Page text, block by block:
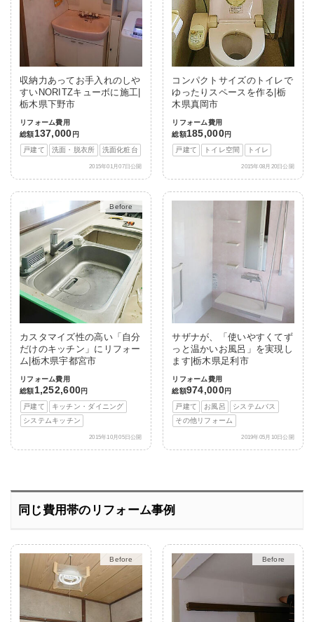
収納力あってお手入れのしや
すいNORITZキューボに施工|
栃木県下野市
リフォーム費用
総額137,000 円
戸建て
洗面・脱衣所 洗面化粧台
2015年01月07日公開
コンパクトサイズのトイレで
ゆったりスペースを作る|栃
木県真岡市
リフォーム費用
総額185,000円
戸建て
トイレ空間 トイレ
2015年08月20日公開
After
カスタマイズ性の高い「自分
だけのキッチン」にリフォー
ム|栃木県宇都宮市
リフォーム費用
総額1,252,600円
戸建て
キッチン・ダイニング
システムキッチン
2015年10月05日公開
サザナが、「使いやすくてず
っと温かいお風呂」を実現し
ます|栃木県足利市
リフォーム費用
総額974,000円
戸建て
お風呂
システムバス
その他リフォーム
2019年05月10日公開
同じ費用帯のリフォーム事例
After After